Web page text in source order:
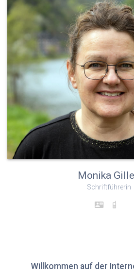
Monika
Schriftführerin
Willkommen auf der